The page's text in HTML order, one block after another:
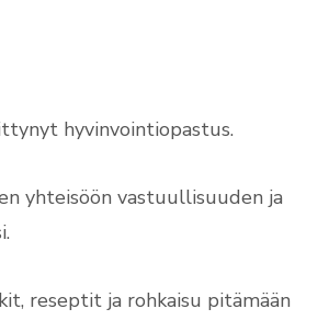
hyvinvointiopastus.
yhteisöön vastuullisuuden ja
reseptit ja rohkaisu pitämään